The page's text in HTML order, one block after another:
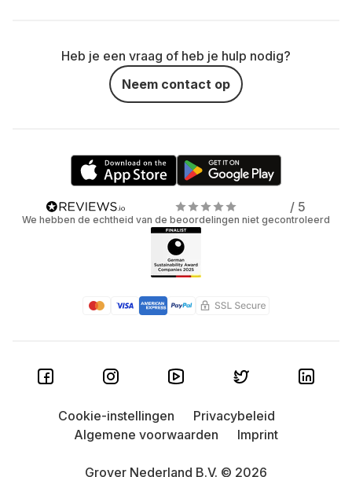
Heb je een vraag of heb je hulp nodig?
Neem contact op
/ 5
We hebben de echtheid van de beoordelingen niet gecontroleerd
Grover Nederland B.V. © 2026
Cookie-instellingen
Privacybeleid
Algemene voorwaarden
Imprint